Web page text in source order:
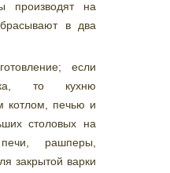
производят на
в два
если
то кухню
котлом, печью и
столовых на
рашперы,
закрытой варки